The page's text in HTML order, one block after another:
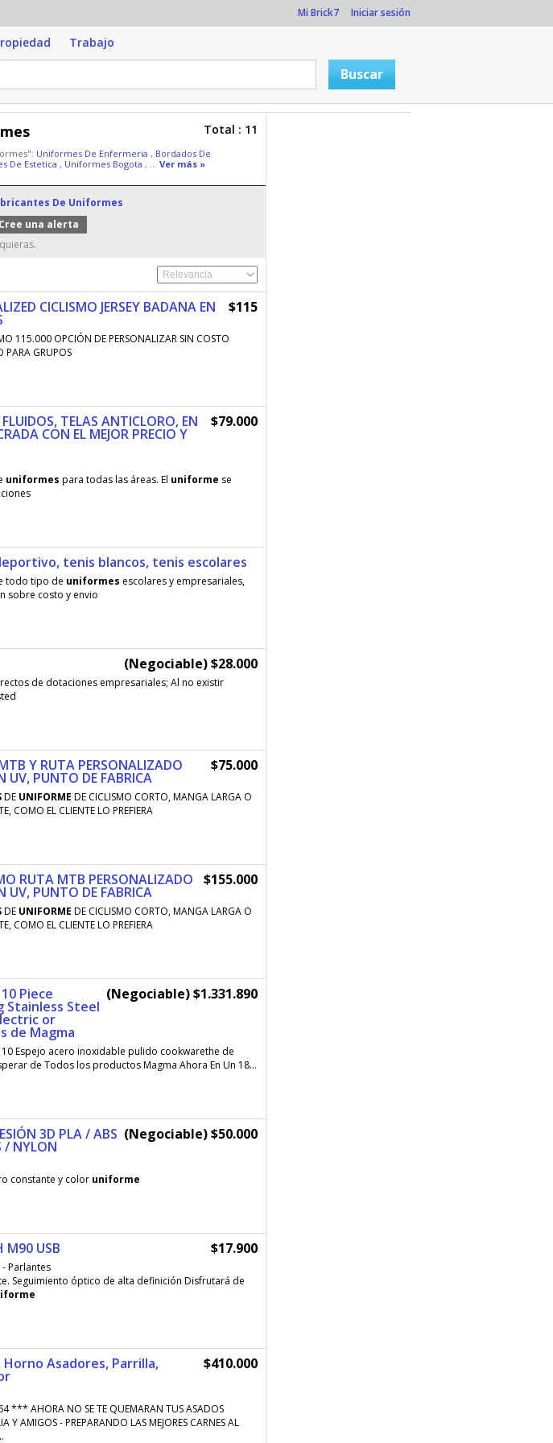
Mi Brick7 Iniciar sesión
Trabajo
Total : 11
Uniformes De Enfermeria , Bordados De
De Estetica , Uniformes Bogota , ... Ver más »
De Uniformes
CICLISMO JERSEY BADANA EN $115
115.000 OPCIÓN DE PERSONALIZAR SIN COSTO
PARA GRUPOS
TELAS ANTICLORO, EN
CON EL MEJOR PRECIO Y
$79.000
uniformes para todas las áreas. El uniforme se
tenis blancos, tenis escolares
todo tipo de uniformes escolares y empresariales,
sobre costo y envio
(Negociable) $28.000
de dotaciones empresariales; Al no existir
Y RUTA PERSONALIZADO
UV, PUNTO DE FABRICA
$75.000
DE UNIFORME DE CICLISMO CORTO, MANGA LARGA O
COMO EL CLIENTE LO PREFIERA
RUTA MTB PERSONALIZADO
UV, PUNTO DE FABRICA
$155.000
DE UNIFORME DE CICLISMO CORTO, MANGA LARGA O
COMO EL CLIENTE LO PREFIERA
Piece
Stainless Steel
or
de Magma
(Negociable) $1.331.890
10 Espejo acero inoxidable pulido cookwarethe de
de Todos los productos Magma Ahora En Un 18...
3D PLA / ABS
/ NYLON
(Negociable) $50.000
constante y color uniforme
M90 USB $17.900
Parlantes
Seguimiento óptico de alta definición Disfrutará de
Asadores, Parrilla, $410.000
AHORA NO SE TE QUEMARAN TUS ASADOS
Y AMIGOS - PREPARANDO LAS MEJORES CARNES AL